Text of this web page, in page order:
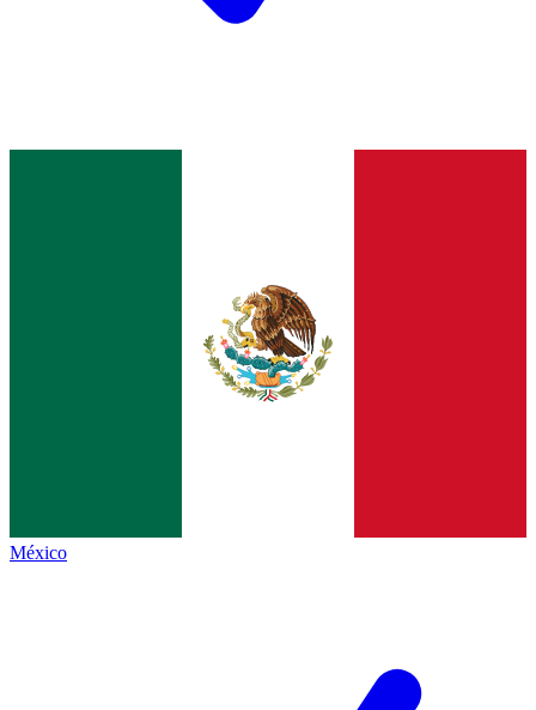
México